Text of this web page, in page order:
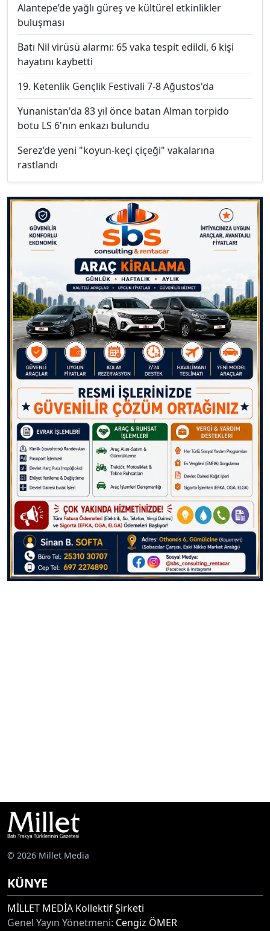
Alantepe’de yağlı güreş ve kültürel etkinlikler
buluşması
Batı Nil virüsü alarmı: 65 vaka tespit edildi, 6 kişi
hayatını kaybetti
19. Ketenlik Gençlik Festivali 7-8 Ağustos'da
Yunanistan'da 83 yıl önce batan Alman torpido
botu LS 6'nın enkazı bulundu
Serez’de yeni "koyun-keçi çiçeği" vakalarına
rastlandı
© 2026 Millet Media
KÜNYE
MİLLET MEDİA Kollektif Şirketi
Genel Yayın Yönetmeni: Cengiz ÖMER